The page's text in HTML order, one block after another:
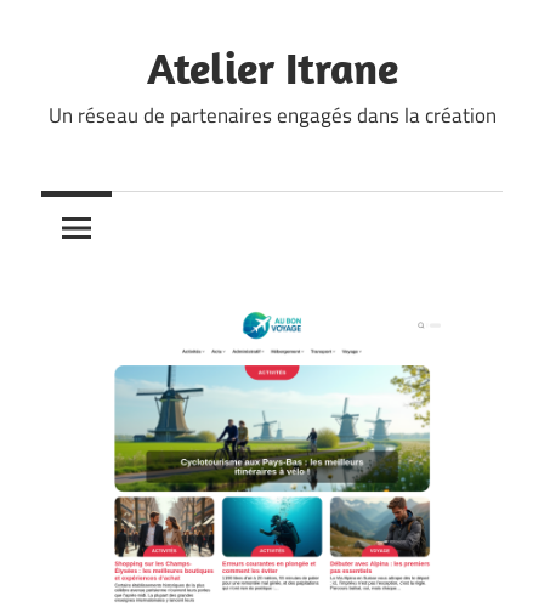
Atelier Itrane
Un réseau de partenaires engagés dans la création